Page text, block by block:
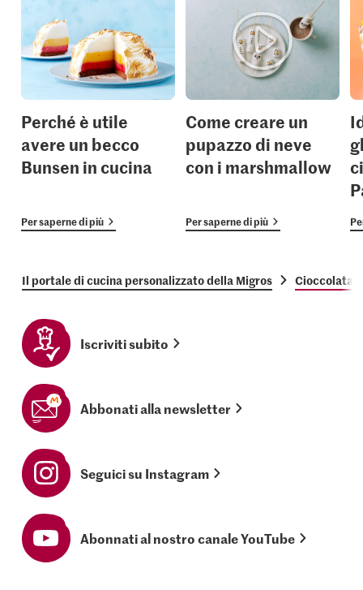
Perché è utile
avere un becco
Bunsen in cucina
Per saperne di più
Come creare un
pupazzo di neve
con i marshmallow
Per saperne di più
Il portale di cucina personalizzato della Migros Cioccolata
Iscriviti subito
Abbonati alla newsletter
Seguici su Instagram
Abonnati al nostro canale YouTube